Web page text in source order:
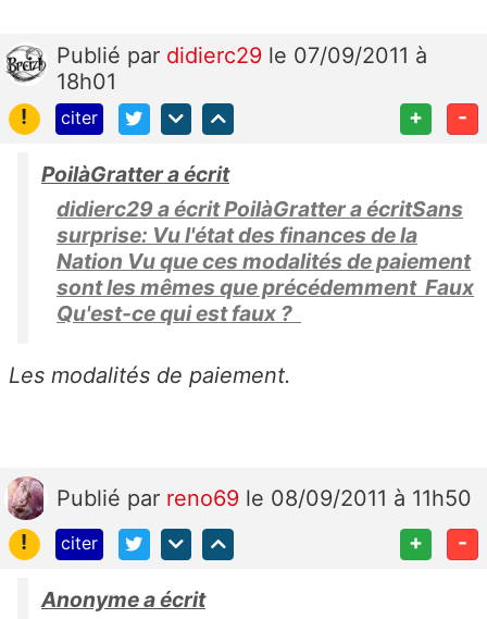
Publié par didierc29 le 07/09/2011 à
18h01
!
citer + -
PoilàGratter a écrit
didierc29 a écrit PoilàGratter a écritSans
surprise: Vu l'état des finances de la
Nation Vu que ces modalités de paiement
sont les mêmes que précédemment Faux
Qu'est-ce qui est faux ?
Les modalités de paiement.
Publié par reno69 le 08/09/2011 à 11h50
!
citer + -
Anonyme a écrit